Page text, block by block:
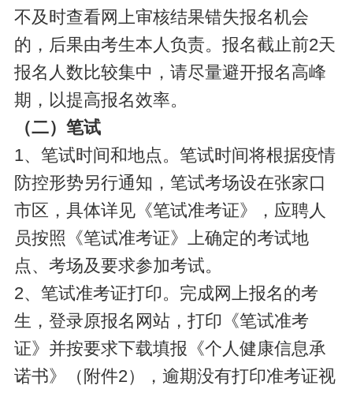
不及时查看网上审核结果错失报名机会
的，后果由考生本人负责。报名截止前2天
报名人数比较集中，请尽量避开报名高峰
期，以提高报名效率。
（二）笔试
1、笔试时间和地点。笔试时间将根据疫情
防控形势另行通知，笔试考场设在张家口
市区，具体详见《笔试准考证》，应聘人
员按照《笔试准考证》上确定的考试地
点、考场及要求参加考试。
2、笔试准考证打印。完成网上报名的考
生，登录原报名网站，打印《笔试准考
证》并按要求下载填报《个人健康信息承
诺书》（附件2），逾期没有打印准考证视